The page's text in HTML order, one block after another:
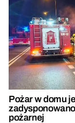
Pożar w domu
pożarnej